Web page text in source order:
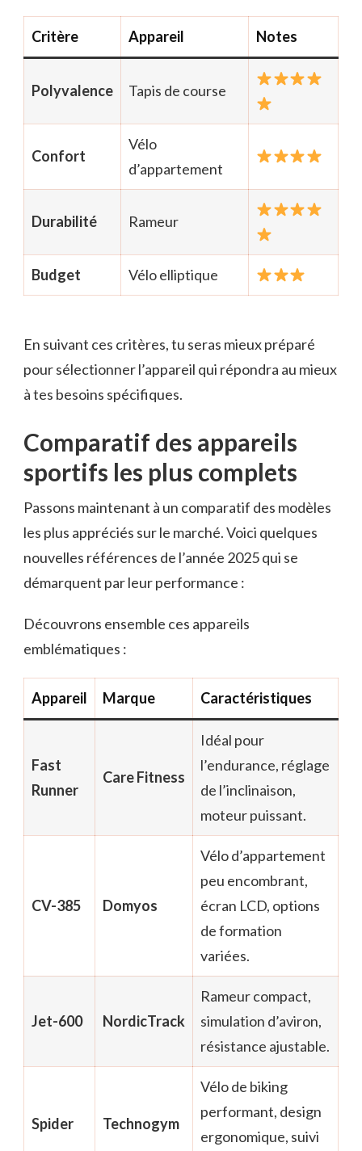
Critère Appareil Notes
Polyvalence Tapis de course
Confort
Vélo
d’appartement
Durabilité Rameur
Budget Vélo elliptique
En suivant ces critères, tu seras mieux préparé
pour sélectionner l’appareil qui répondra au mieux
à tes besoins spécifiques.
Comparatif des appareils
sportifs les plus complets
Passons maintenant à un comparatif des modèles
les plus appréciés sur le marché. Voici quelques
nouvelles références de l’année 2025 qui se
démarquent par leur performance :
Découvrons ensemble ces appareils
emblématiques :
Appareil Marque Caractéristiques
Fast
Runner
Care Fitness
Idéal pour
l’endurance, réglage
de l’inclinaison,
moteur puissant.
CV-385 Domyos
Vélo d’appartement
peu encombrant,
écran LCD, options
de formation
variées.
Jet-600 NordicTrack
Rameur compact,
simulation d’aviron,
résistance ajustable.
Spider Technogym
Vélo de biking
performant, design
ergonomique, suivi